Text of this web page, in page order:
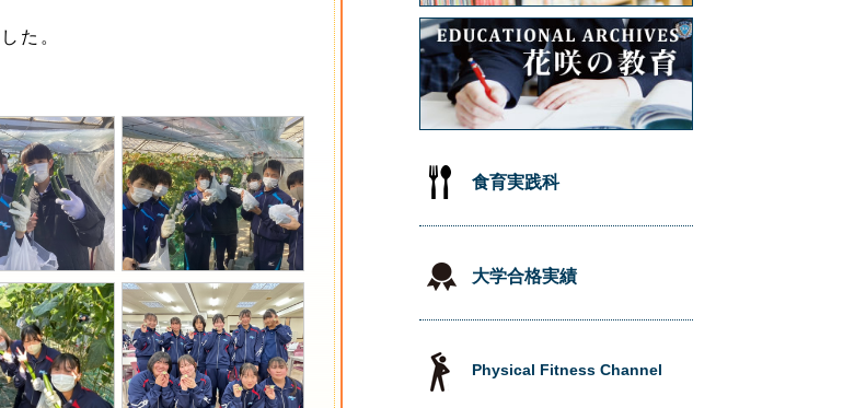
た。
食育実践科
大学合格実績
Physical Fitness Channel